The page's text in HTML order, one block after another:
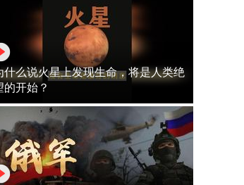
什么说火星上发现生命，将是人类绝
的开始？